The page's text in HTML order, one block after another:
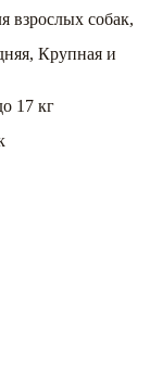
взрослых собак,
, Крупная и
17 кг